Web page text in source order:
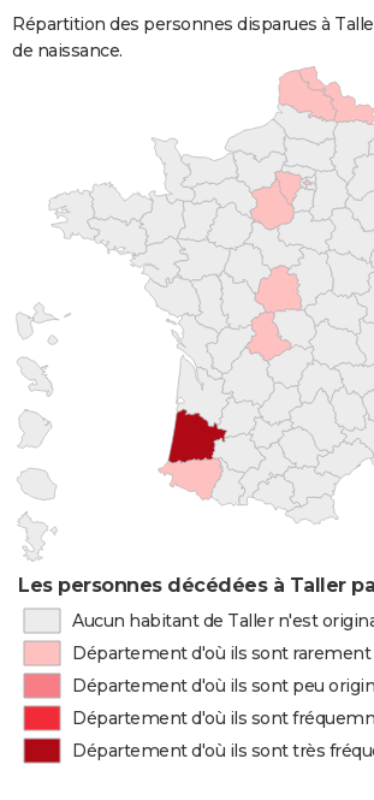
Répartition des personnes disparues à
de naissance.
Les personnes décédées à Taller
Aucun habitant de Taller n'est
Département d'où ils sont rarement
Département d'où ils sont peu
Département d'où ils sont
Département d'où ils sont très